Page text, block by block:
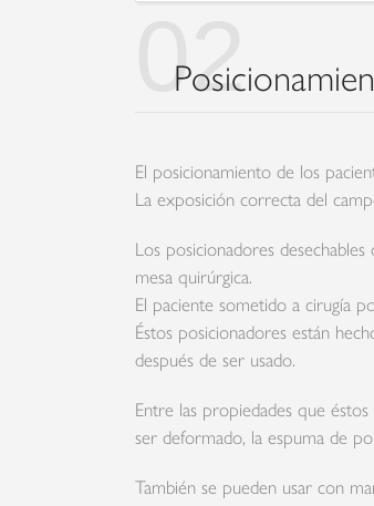
02
El posicionamiento de los
La exposición correcta del
Los posicionadores
mesa quirúrgica.
El paciente sometido a cirugía
Éstos posicionadores están
después de ser usado.
Entre las propiedades que
ser deformado, la espuma de
También se pueden usar con